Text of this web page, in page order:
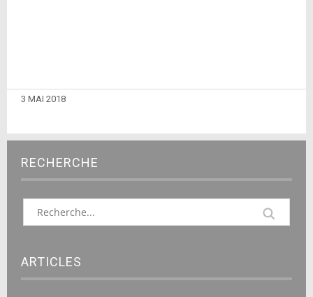
3 MAI 2018
RECHERCHE
ARTICLES